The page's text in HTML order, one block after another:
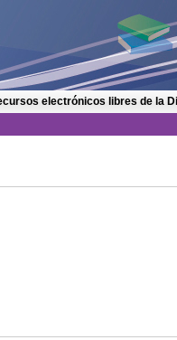
electrónicos libres de la